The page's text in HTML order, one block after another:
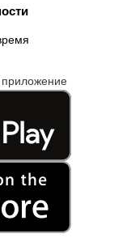
приложение